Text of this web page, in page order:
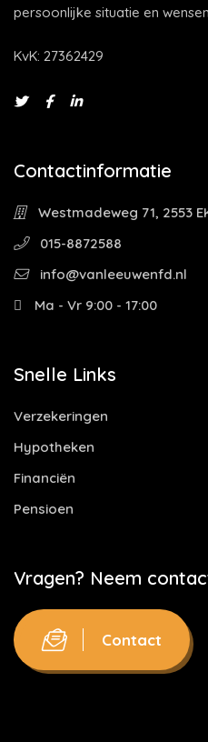
persoonlijke situatie en
KvK: 27362429
Contactinformatie
Westmadeweg 71, 2553
015-8872588
info@vanleeuwenfd.nl
Ma - Vr 9:00 - 17:00
Snelle Links
Verzekeringen
Hypotheken
Financiën
Pensioen
Vragen? Neem
Contact